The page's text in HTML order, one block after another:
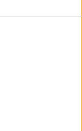
Se7e